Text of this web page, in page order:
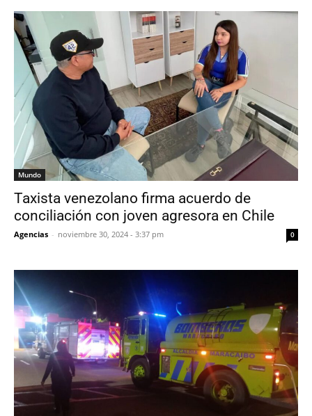
Mundo
Taxista venezolano firma acuerdo de
conciliación con joven agresora en Chile
Agencias - noviembre 30, 2024 - 3:37 pm 0